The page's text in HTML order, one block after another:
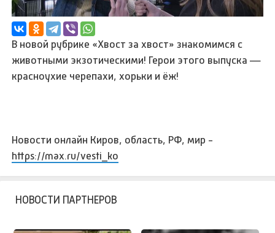
В новой рубрике «Хвост за хвост» знакомимся с
животными экзотическими! Герои этого выпуска —
красноухие черепахи, хорьки и ёж!
Новости онлайн Киров, область, РФ, мир -
https://max.ru/vesti_ko
НОВОСТИ ПАРТНЕРОВ